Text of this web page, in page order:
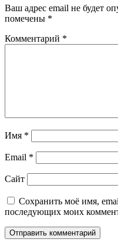
Ваш адрес email не будет
помечены *
Комментарий *
Имя *
Email *
Сайт
Сохранить моё имя,
последующих моих